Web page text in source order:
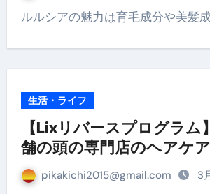
ルルシアの魅力は育毛成分や美髪
生活・ライフ
【Lixリバースプログラム
舗の頭の専門店のヘアケ
pikakichi2015@gmail.com 3